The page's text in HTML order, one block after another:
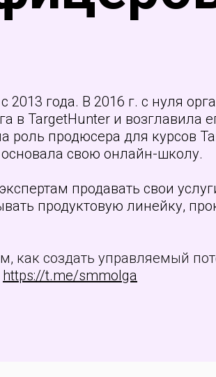
2013 года. В 2016 г. с нуля
в TargetHunter и возглавила
роль продюсера для курсов
основала свою онлайн-школу.
продавать свои
продуктовую линейку,
как создать управляемый
https://t.me/smmolga